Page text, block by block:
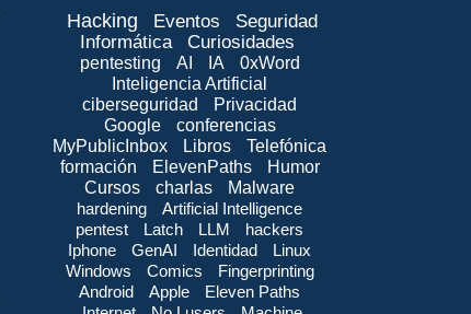
Hacking Eventos
Seguridad
Informática
Curiosidades
pentesting AI IA
0xWord
Inteligencia Artificial
ciberseguridad
Privacidad
Google
conferencias
MyPublicInbox
Libros
Telefónica
formación
ElevenPaths
Humor
Cursos
charlas
Malware
hardening
Artificial Intelligence
pentest
Latch LLM
hackers
Iphone
GenAI Identidad
Linux
Windows
Comics
Fingerprinting
Android
Apple
Eleven Paths